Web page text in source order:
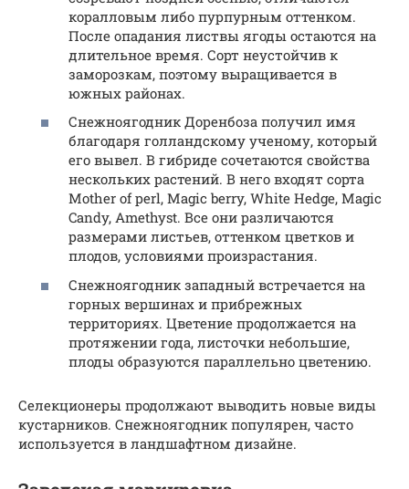
коралловым либо пурпурным оттенком.
После опадания листвы ягоды остаются на
длительное время. Сорт неустойчив к
заморозкам, поэтому выращивается в
южных районах.
Снежноягодник Доренбоза получил имя
благодаря голландскому ученому, который
его вывел. В гибриде сочетаются свойства
нескольких растений. В него входят сорта
Mother of perl, Magic berry, White Hedge, Magic
Candy, Amethyst. Все они различаются
размерами листьев, оттенком цветков и
плодов, условиями произрастания.
Снежноягодник западный встречается на
горных вершинах и прибрежных
территориях. Цветение продолжается на
протяжении года, листочки небольшие,
плоды образуются параллельно цветению.
Селекционеры продолжают выводить новые виды
кустарников. Снежноягодник популярен, часто
используется в ландшафтном дизайне.